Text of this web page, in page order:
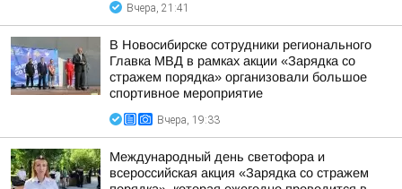
Вчера, 21:41
В Новосибирске сотрудники регионального
Главка МВД в рамках акции «Зарядка со
стражем порядка» организовали большое
спортивное мероприятие
Вчера, 19:33
Международный день светофора и
всероссийская акция «Зарядка со стражем